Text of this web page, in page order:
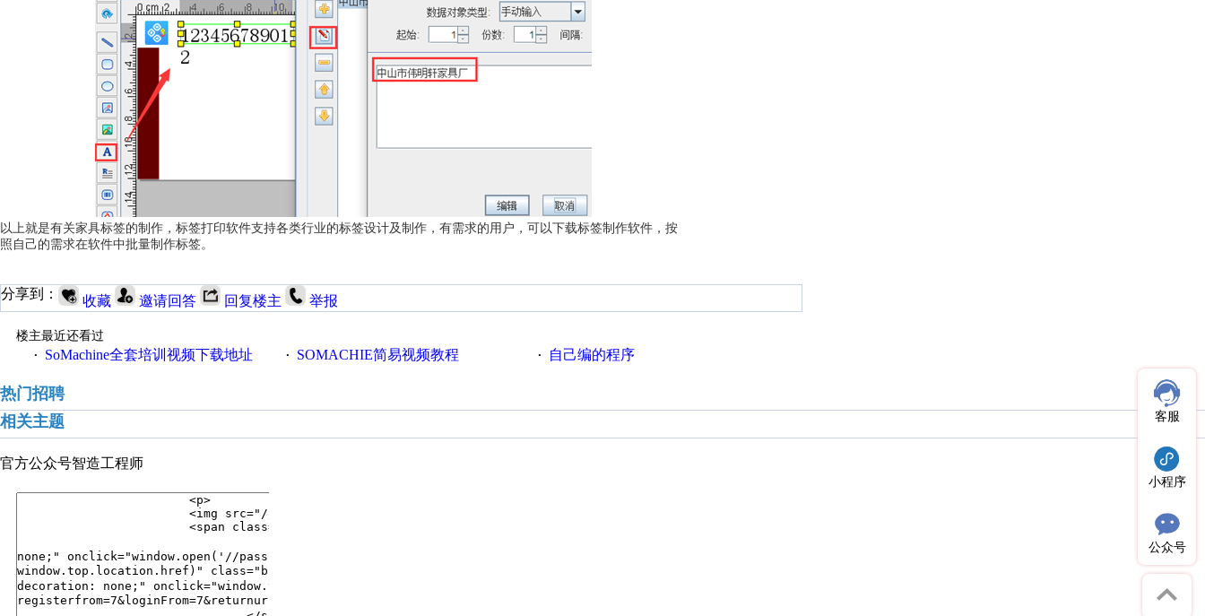
以上就是有关家具标签的制作，标签打印软件支持各类行业的标签设计及制作，有需求的用户，可以下载标签制作软件，按
照自己的需求在软件中批量制作标签。
分享到： 收藏 邀请回答 回复楼主 举报
楼主最近还看过
·
SoMachine全套培训视频下载地址 · SOMACHIE简易视频教程 · 自己编的程序
热门招聘
相关主题
官方公众号智造工程师
客服
小程序
公众号